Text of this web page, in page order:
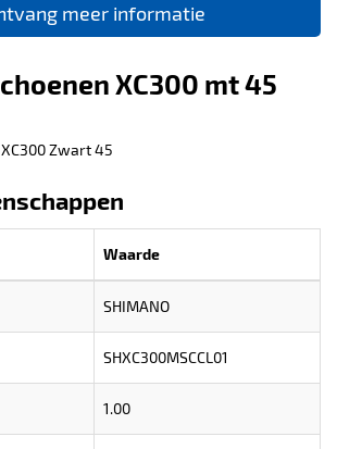
meer informatie
XC300 mt 45
Zwart 45
Waarde
SHIMANO
SHXC300MSCCL01
1.00